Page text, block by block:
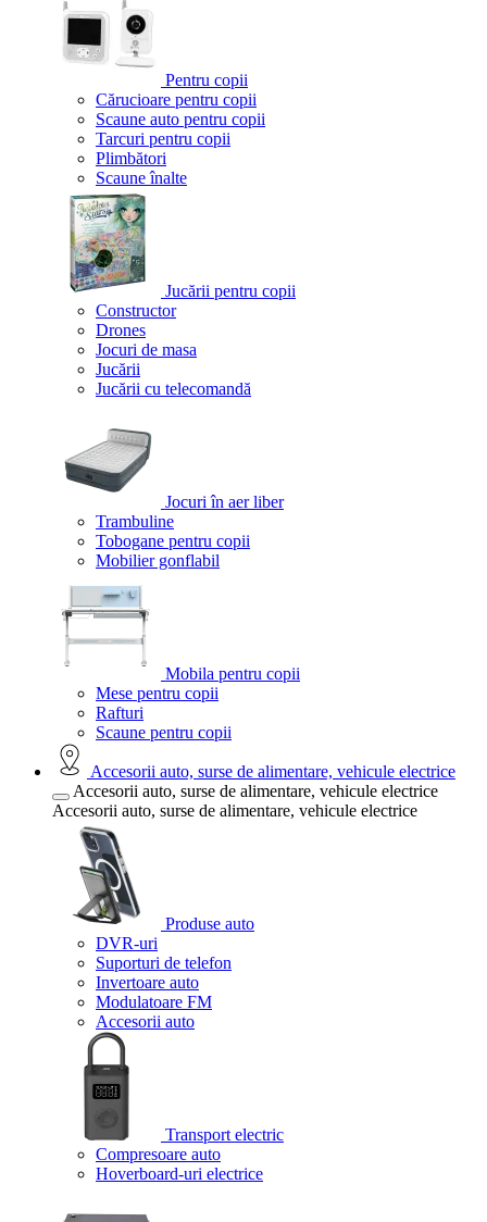
Pentru copii
Cărucioare pentru copii
Scaune auto pentru copii
Tarcuri pentru copii
Plimbători
Scaune înalte
Jucării pentru copii
Constructor
Drones
Jocuri de masa
Jucării
Jucării cu telecomandă
Jocuri în aer liber
Trambuline
Tobogane pentru copii
Mobilier gonflabil
Mobila pentru copii
Mese pentru copii
Rafturi
Scaune pentru copii
Accesorii auto, surse de alimentare, vehicule electrice
Accesorii auto, surse de alimentare, vehicule electrice
Accesorii auto, surse de alimentare, vehicule electrice
Produse auto
DVR-uri
Suporturi de telefon
Invertoare auto
Modulatoare FM
Accesorii auto
Transport electric
Compresoare auto
Hoverboard-uri electrice